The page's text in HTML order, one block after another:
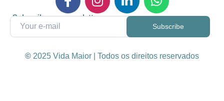
Subscribe our newsletter
© 2025 Vida Maior | Todos os direitos reservados